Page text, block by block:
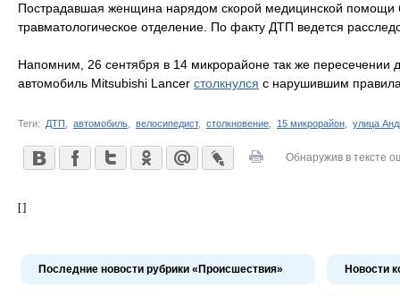
Пострадавшая женщина нарядом скорой медицинской помощи
травматологическое отделение. По факту ДТП ведется
Напомним, 26 сентября в 14 микрорайоне так же пересечении
автомобиль Mitsubishi Lancer столкнулся с нарушившим
Теги: ДТП автомобиль велосипедист, столкновение 15 микрорайон улица
Обнаружив в тексте
[ ]
Последние новости рубрики «Происшествия» Новости